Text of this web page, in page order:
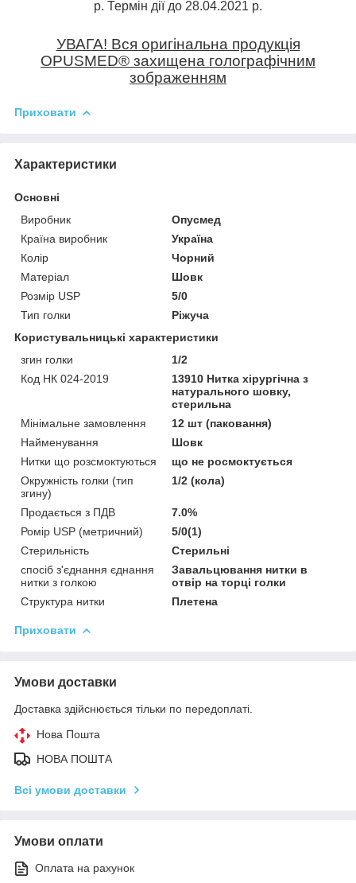
р. Термін дії до 28.04.2021 р.
УВАГА! Вся оригінальна продукція
OPUSMED® захищена голографічним
зображенням
Приховати
Характеристики
Основні
Виробник
Опусмед
Країна виробник
Україна
Колір
Чорний
Матеріал
Шовк
Розмір USP
5/0
Тип голки
Ріжуча
Користувальницькі характеристики
згин голки
1/2
Код НК 024-2019
13910 Нитка хірургічна з
натурального шовку,
стерильна
Мінімальне замовлення
12 шт (паковання)
Найменування
Шовк
Нитки що розсмоктуються
що не росмоктується
Окружність голки (тип
згину)
1/2 (кола)
Продається з ПДВ
7.0%
Ромір USP (метричний)
5/0(1)
Стерильність
Стерильні
спосіб з'єднання єднання
нитки з голкою
Завальцювання нитки в
отвір на торці голки
Структура нитки
Плетена
Приховати
Умови доставки
Доставка здійснюється тільки по передоплаті.
Нова Пошта
НОВА ПОШТА
Всі умови доставки
Умови оплати
Оплата на рахунок